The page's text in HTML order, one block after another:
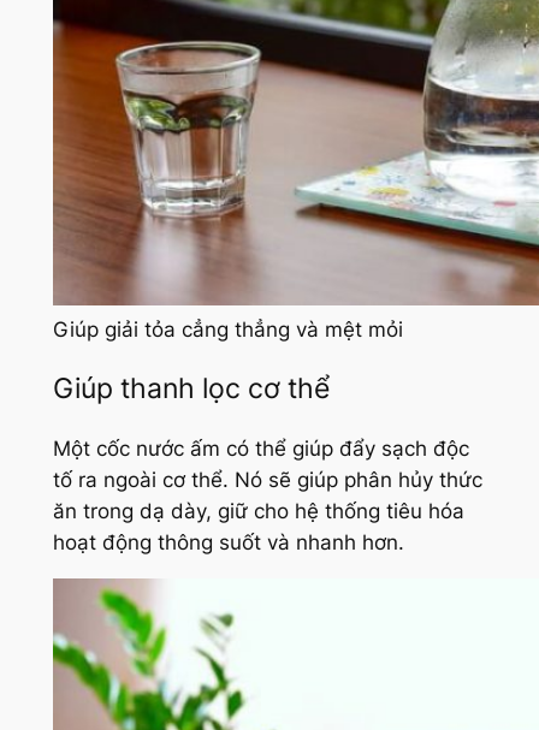
Giúp giải tỏa cẳng thẳng và mệt mỏi
Giúp thanh lọc cơ thể
Một cốc nước ấm có thể giúp đẩy sạch độc
tố ra ngoài cơ thể. Nó sẽ giúp phân hủy thức
ăn trong dạ dày, giữ cho hệ thống tiêu hóa
hoạt động thông suốt và nhanh hơn.